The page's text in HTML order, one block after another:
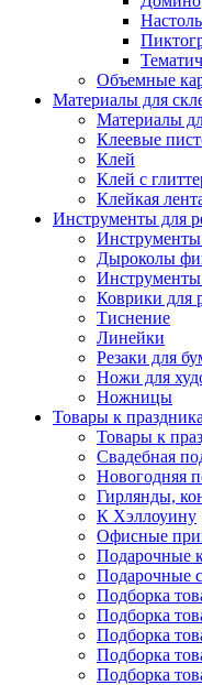
Объемные
Материалы для
Материалы
Клеевые
Клей
Клей с
Клейкая
Инструменты для
Инструменты
Дыроколы
Инструменты
Коврики для
Тиснение
Линейки
Резаки для
Ножи для
Ножницы
Товары к
Товары к
Свадебная
Новогодняя
Гирлянды,
К Хэллоуину
Офисные
Подарочные
Подарочные
Подборка
Подборка
Подборка
Подборка
Подборка